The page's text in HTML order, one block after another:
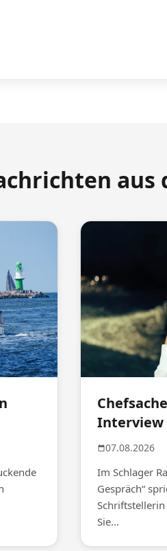
aus
Interview
07.08.2026
Im Schlager
Gespräch“
Sie...